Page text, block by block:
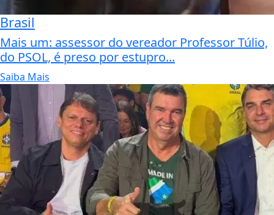
Brasil
Mais um: assessor do vereador Professor Túlio,
do PSOL, é preso por estupro...
Saiba Mais